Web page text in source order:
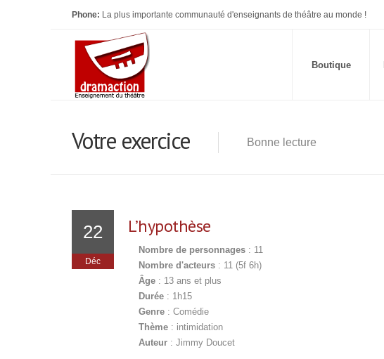
Phone: La plus importante communauté d'enseignants de théâtre au monde !
Boutique
Votre exercice Bonne lecture
22
Déc
L’hypothèse
Nombre de personnages : 11
Nombre d'acteurs : 11 (5f 6h)
Âge : 13 ans et plus
Durée : 1h15
Genre : Comédie
Thème : intimidation
Auteur : Jimmy Doucet